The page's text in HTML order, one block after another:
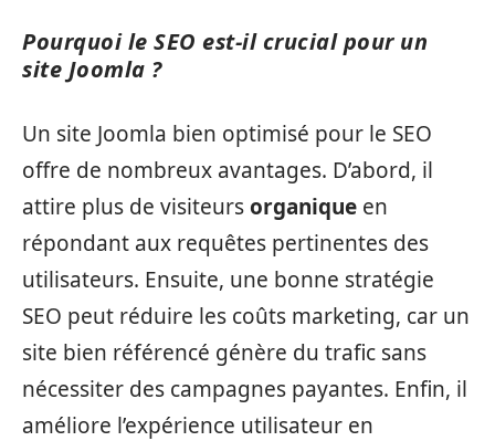
Pourquoi le SEO est-il crucial pour un
site Joomla ?
Un site Joomla bien optimisé pour le SEO
offre de nombreux avantages. D’abord, il
attire plus de visiteursorganique en
répondant aux requêtes pertinentes des
utilisateurs. Ensuite, une bonne stratégie
SEO peut réduire les coûts marketing, car un
site bien référencé génère du trafic sans
nécessiter des campagnes payantes. Enfin, il
améliore l’expérience utilisateur en